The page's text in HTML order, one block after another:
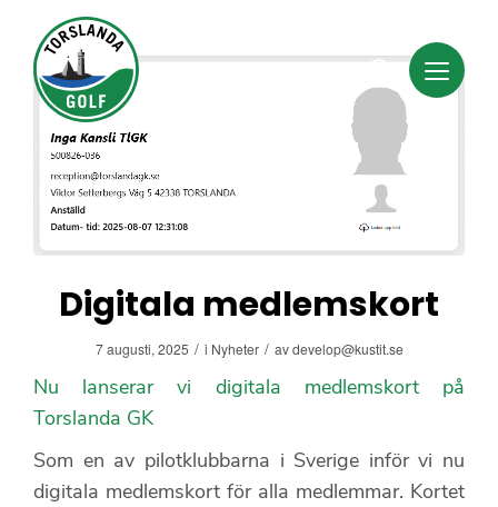
Digitala medlemskort
7 augusti, 2025 / i Nyheter / avdevelop@kustit.se
Nu lanserar vi digitala medlemskort på
Torslanda GK
Som en av pilotklubbarna i Sverige inför vi nu
digitala medlemskort för alla medlemmar. Kortet